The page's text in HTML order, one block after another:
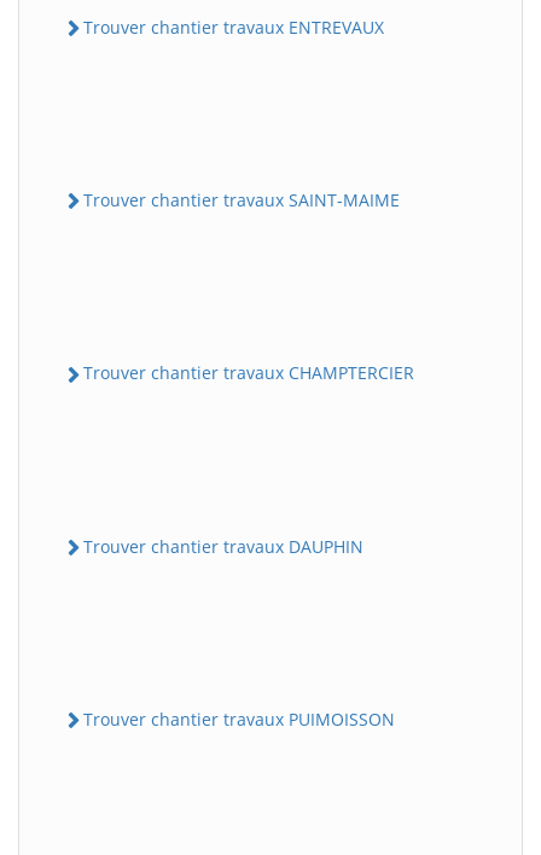
Trouver chantier travaux ENTREVAUX
Trouver chantier travaux SAINT-MAIME
Trouver chantier travaux CHAMPTERCIER
Trouver chantier travaux DAUPHIN
Trouver chantier travaux PUIMOISSON